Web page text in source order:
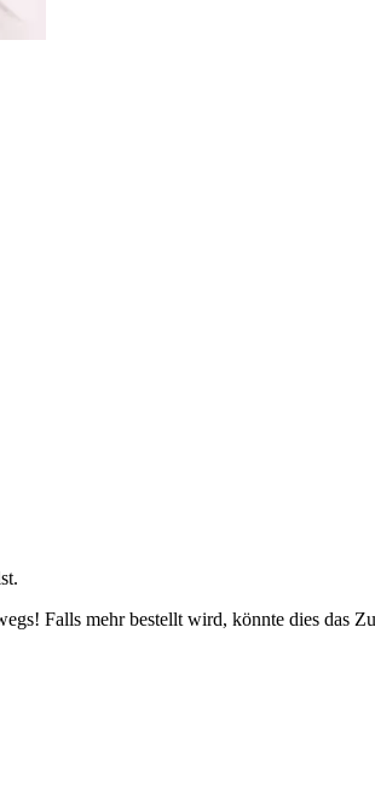
Falls mehr bestellt wird, könnte dies das